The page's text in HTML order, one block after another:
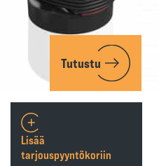
Tutustu
Lisää
tarjouspyyntökoriin